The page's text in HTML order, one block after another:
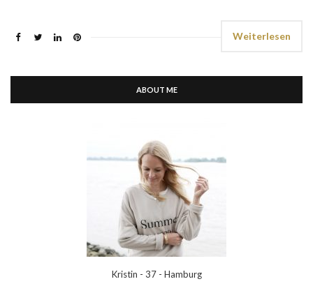
Weiterlesen
ABOUT ME
Kristin - 37 - Hamburg